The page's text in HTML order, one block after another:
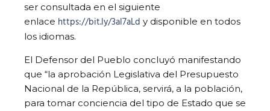
ser consultada en el siguiente
enlace https://bit.ly/3al7aLd y disponible en todos
los idiomas.
El Defensor del Pueblo concluyó manifestando
que “la aprobación Legislativa del Presupuesto
Nacional de la República, servirá, a la población,
para tomar conciencia del tipo de Estado que se